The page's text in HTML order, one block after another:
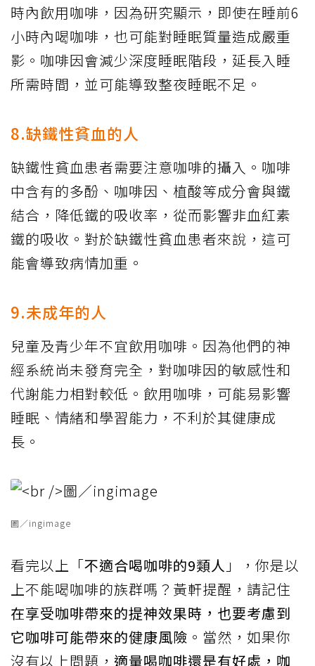
時內飲用咖啡，因為研究顯示，即使在睡前6
小時內喝咖啡，也可能對睡眠質量造成嚴重
影。咖啡因會減少深度睡眠階段，延長入睡
所需時間，並可能導致整夜睡眠不足。
8.缺鐵性貧血的人
缺鐵性貧血患者需要注意咖啡的攝入。咖啡
中含有的多酚、咖啡因、植酸等成分會與鐵
結合，降低鐵的吸收率，從而影響非血紅素
鐵的吸收。對於缺鐵性貧血患者來說，這可
能會導致病情加重。
9.未成年的人
兒童及青少年不宜飲用咖啡。因為他們的神
經系統尚未發育完全，對咖啡因的敏感性和
代謝能力相對較低。飲用咖啡，可能易影響
睡眠、情緒和學習能力，不利於其健康成
長。
圖／ingimage
看完以上「不適合喝咖啡的9類人 」，你是以
上不能喝咖啡的族群嗎？黃軒提醒，請記住
在享受咖啡帶來的提神效果時，也要考慮到
它咖啡可能帶來的健康風險 。當然，如果你
沒有以上問題， 適量喝咖啡還是有好處，咖